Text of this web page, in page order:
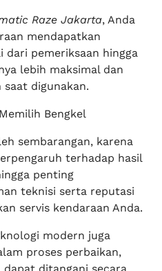
Raze Jakarta, Anda
mendapatkan
dari pemeriksaan hingga
lebih maksimal dan
saat digunakan.
Bengkel
sembarangan, karena
terhadap hasil
penting
teknisi serta reputasi
servis kendaraan Anda.
modern juga
proses perbaikan,